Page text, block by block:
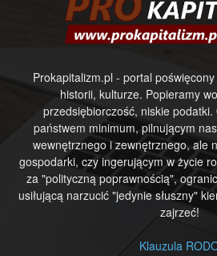
Prokapitalizm.pl - portal
historii, kulturze. Popieramy
przedsiębiorczość, niskie
państwem minimum, pilnującym
wewnętrznego i zewnętrznego, ale
gospodarki, czy ingerującym w życie
za "polityczną poprawnością",
usiłującą narzucić "jedynie słuszny"
zajrzeć!
Klauzula